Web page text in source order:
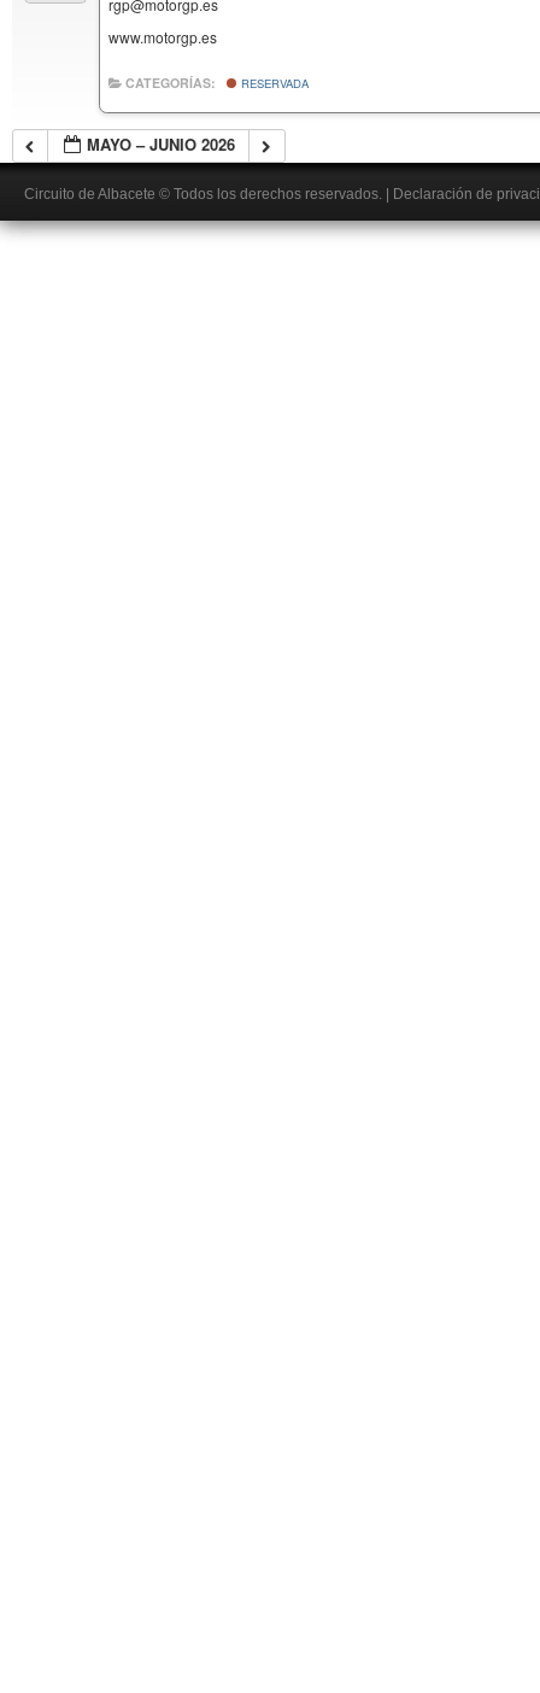
www.motorgp.es
CATEGORÍAS: RESERVADA
MAYO – JUNIO 2026
Circuito de Albacete © Todos los derechos reservados. Declaración de